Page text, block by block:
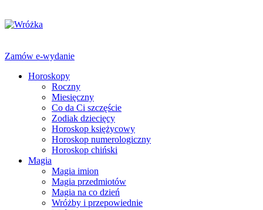
Zamów e-wydanie
Horoskopy
Roczny
Miesięczny
Co da Ci szczęście
Zodiak dziecięcy
Horoskop księżycowy
Horoskop numerologiczny
Horoskop chiński
Magia
Magia imion
Magia przedmiotów
Magia na co dzień
Wróżby i przepowiednie